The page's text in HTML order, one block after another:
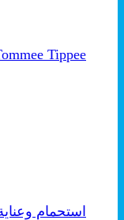
Tippee
استحمام